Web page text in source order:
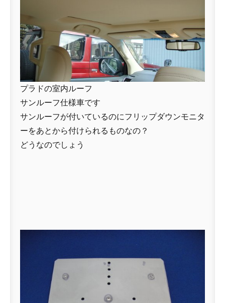
プラドの室内ルーフ
サンルーフ仕様車です
サンルーフが付いているのにフリップダウンモニタ
ーをあとから付けられるものなの？
どうなのでしょう